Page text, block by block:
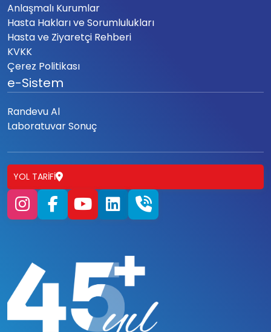
Anlaşmalı Kurumlar
Hasta Hakları ve Sorumlulukları
Hasta ve Ziyaretçi Rehberi
KVKK
Çerez Politikası
e-Sistem
Randevu Al
Laboratuvar Sonuç
YOL TARIFI